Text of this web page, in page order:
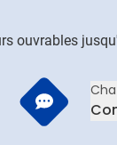
ouvrables